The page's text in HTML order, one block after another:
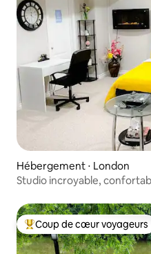
Hébergement ⋅ London
Studio incroyable,
Coups de cœur voyageurs
Coup de cœur voyageurs